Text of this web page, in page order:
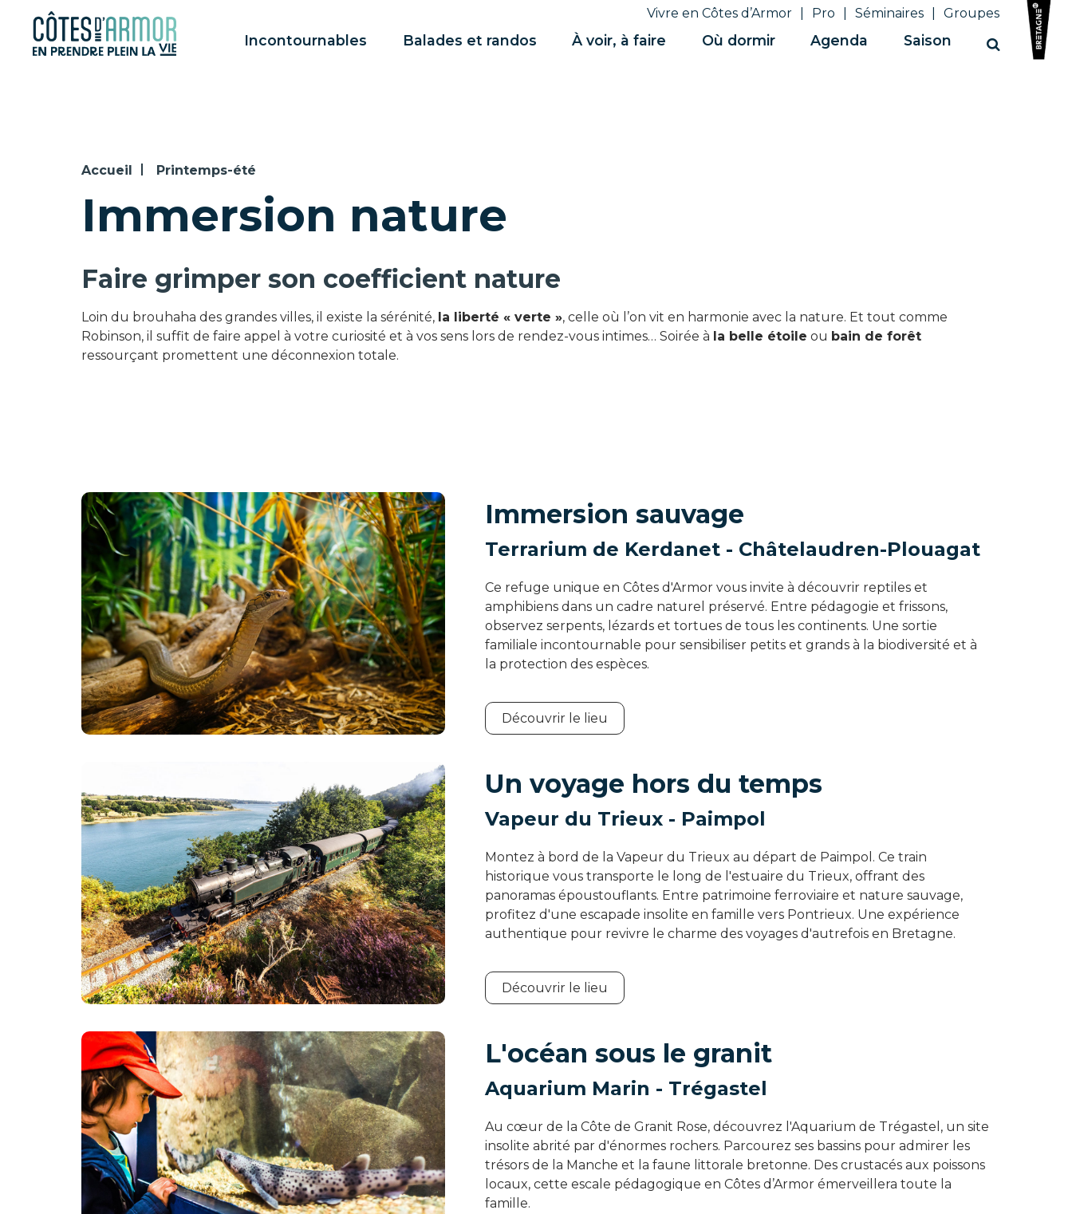
Panneau de gestion des cookies Vivre en Côtes d’Armor Pro Séminaires Groupes
Incontournables Balades et randos À voir, à faire Où dormir Agenda Saison
Accueil Printemps-été
Immersion nature
Faire grimper son coefficient nature
Loin du brouhaha des grandes villes, il existe la sérénité, la liberté « verte », celle où l’on vit en harmonie avec la nature. Et tout comme
Robinson, il suffit de faire appel à votre curiosité et à vos sens lors de rendez-vous intimes… Soirée à la belle étoile ou bain de forêt
ressourçant promettent une déconnexion totale.
Immersion sauvage
Terrarium de Kerdanet - Châtelaudren-Plouagat
Ce refuge unique en Côtes d'Armor vous invite à découvrir reptiles et
amphibiens dans un cadre naturel préservé. Entre pédagogie et frissons,
observez serpents, lézards et tortues de tous les continents. Une sortie
familiale incontournable pour sensibiliser petits et grands à la biodiversité et à
la protection des espèces.
Découvrir le lieu
Un voyage hors du temps
Vapeur du Trieux - Paimpol
Montez à bord de la Vapeur du Trieux au départ de Paimpol. Ce train
historique vous transporte le long de l'estuaire du Trieux, offrant des
panoramas époustouflants. Entre patrimoine ferroviaire et nature sauvage,
profitez d'une escapade insolite en famille vers Pontrieux. Une expérience
authentique pour revivre le charme des voyages d'autrefois en Bretagne.
Découvrir le lieu
L'océan sous le granit
Aquarium Marin - Trégastel
Au cœur de la Côte de Granit Rose, découvrez l'Aquarium de Trégastel, un site
insolite abrité par d'énormes rochers. Parcourez ses bassins pour admirer les
trésors de la Manche et la faune littorale bretonne. Des crustacés aux poissons
locaux, cette escale pédagogique en Côtes d’Armor émerveillera toute la
famille.